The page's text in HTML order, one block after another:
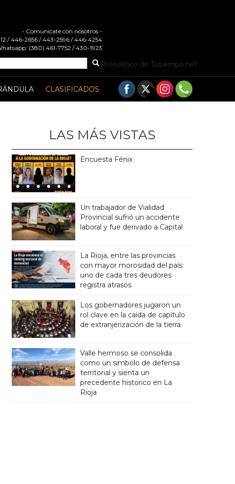
- Comunicate con nosotros -
/ 446-2656 / 443-2596 / 446-4254
(380) 461-7752 / 430-1923
Pronóstico de Tutiempo.net
CLASIFICADOS
LAS MÁS VISTAS
Encuesta Fénix
Un trabajador de Vialidad
Provincial sufrió un accidente
laboral y fue derivado a Capital
La Rioja, entre las provincias
con mayor morosidad del país:
uno de cada tres deudores
registra atrasos
Los gobernadores jugaron un
rol clave en la caída de capítulo
de extranjerización de la tierra
Valle hermoso se consolida
como un simbolo de defensa
territorial y sienta un
precedente historico en La
Rioja